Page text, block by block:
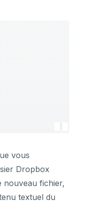
vous
Dropbox
nouveau fichier,
textuel du